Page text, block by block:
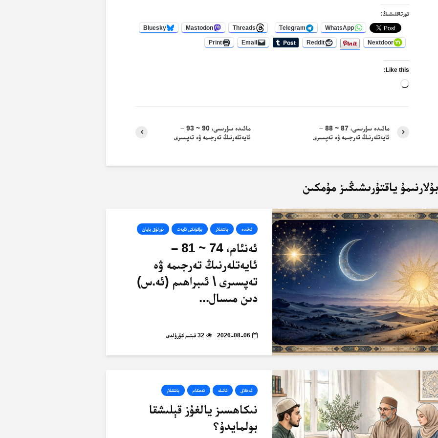
ئورتاقلىشىڭ:
WhatsApp
Telegram
Threads
Mastodon
Bluesky
Nextdoor
Reddit
Email
Print
Like this:
Loading…
مائىدە سۈرىسى، 90 ~ 93 –
ئايەتلەرنىڭ تەرجىمە ۋە تەپسىرى
مائىدە سۈرىسى، 87 ~ 88 –
ئايەتلەرنىڭ تەرجىمە ۋە تەپسىرى
بۇلارنىمۇ ياقتۇرىشىڭىز مۇمكىن
ئەقىدە باشقىلار بۈگۈنكى ئايەت نۇرلۇق بايان
ئەنئام، 74 ~ 81 –
ئايەتلەرنىڭ تەرجىمە ۋە
تەپسىرى \ ئىبراھىم (ئە.س)
دىن مىسال...
2026-08-06 32 قېتىم كۆرۈلدى
ئەخلاق ئائىلە ئەھكام باشقىلار
نىكاھسىز يالغۇز قېلىشقا
بولمايدۇ؟